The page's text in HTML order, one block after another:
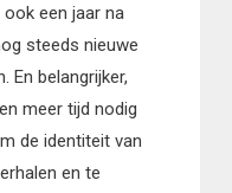
een jaar na
steeds nieuwe
En belangrijker,
meer tijd nodig
de identiteit van
en te